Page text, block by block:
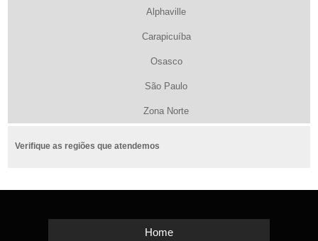
Alphaville
Carapicuíba
Osasco
São Paulo
Zona Norte
Verifique as regiões que atendemos
Home